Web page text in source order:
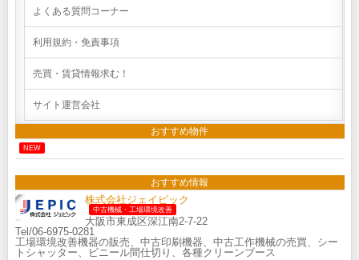
よくある質問コーナー
利用規約・免責事項
売買・賃貸情報求む！
サイト運営会社
おすすめ物件
NEW
おすすめ情報
株式会社ジェイピック
中古機械・工場環境改善
大阪市東成区深江南2-7-22
Tel/06-6975-0281
工場環境改善機器の販売、中古印刷機器、中古工作機械の売買、シー
トシャッター、ビニール間仕切り、各種クリーンブース